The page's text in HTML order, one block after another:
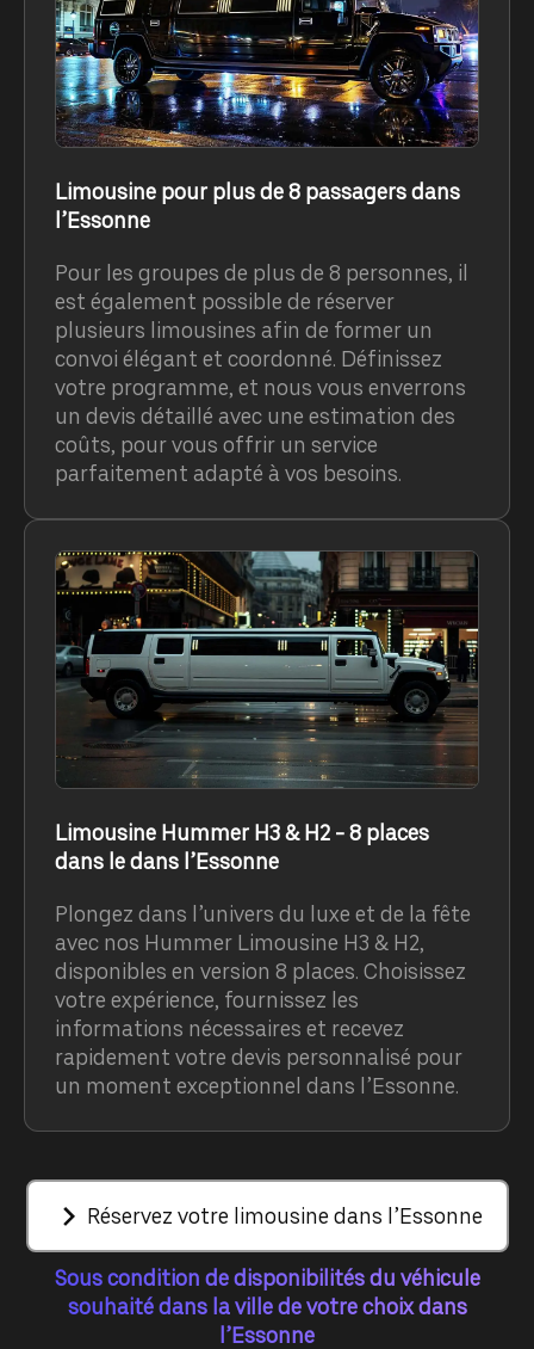
Limousine pour plus de 8 passagers dans
l’Essonne
Pour les groupes de plus de 8 personnes, il
est également possible de réserver
plusieurs limousines afin de former un
convoi élégant et coordonné. Définissez
votre programme, et nous vous enverrons
un devis détaillé avec une estimation des
coûts, pour vous offrir un service
parfaitement adapté à vos besoins.
Limousine Hummer H3 & H2 - 8 places
dans le dans l’Essonne
Plongez dans l’univers du luxe et de la fête
avec nos Hummer Limousine H3 & H2,
disponibles en version 8 places. Choisissez
votre expérience, fournissez les
informations nécessaires et recevez
rapidement votre devis personnalisé pour
un moment exceptionnel dans l’Essonne.
Réservez votre limousine dans l’Essonne
Sous condition de disponibilités du véhicule
souhaité dans la ville de votre choix dans
l’Essonne